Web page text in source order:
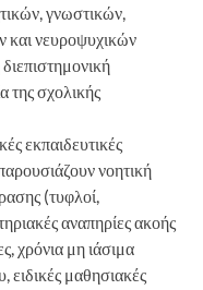
γνωστικών,
και νευροψυχικών
της σχολικής
εκπαιδευτικές
νοητική
(τυφλοί,
αναπηρίες ακοής
χρόνια μη ιάσιμα
ειδικές μαθησιακές